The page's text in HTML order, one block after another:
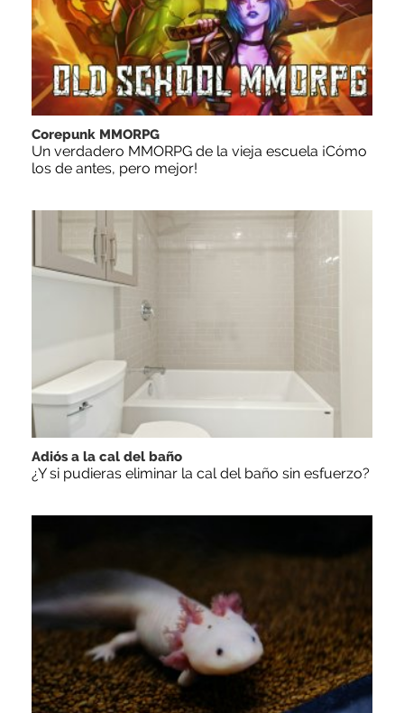
Corepunk MMORPG
Un verdadero MMORPG de la vieja escuela ¡Cómo
los de antes, pero mejor!
Adiós a la cal del baño
¿Y si pudieras eliminar la cal del baño sin esfuerzo?